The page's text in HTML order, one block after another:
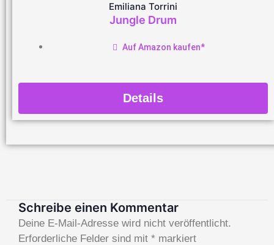
Emiliana Torrini
Jungle Drum
Auf Amazon kaufen*
Details
Schreibe einen Kommentar
Deine E-Mail-Adresse wird nicht veröffentlicht.
Erforderliche Felder sind mit * markiert